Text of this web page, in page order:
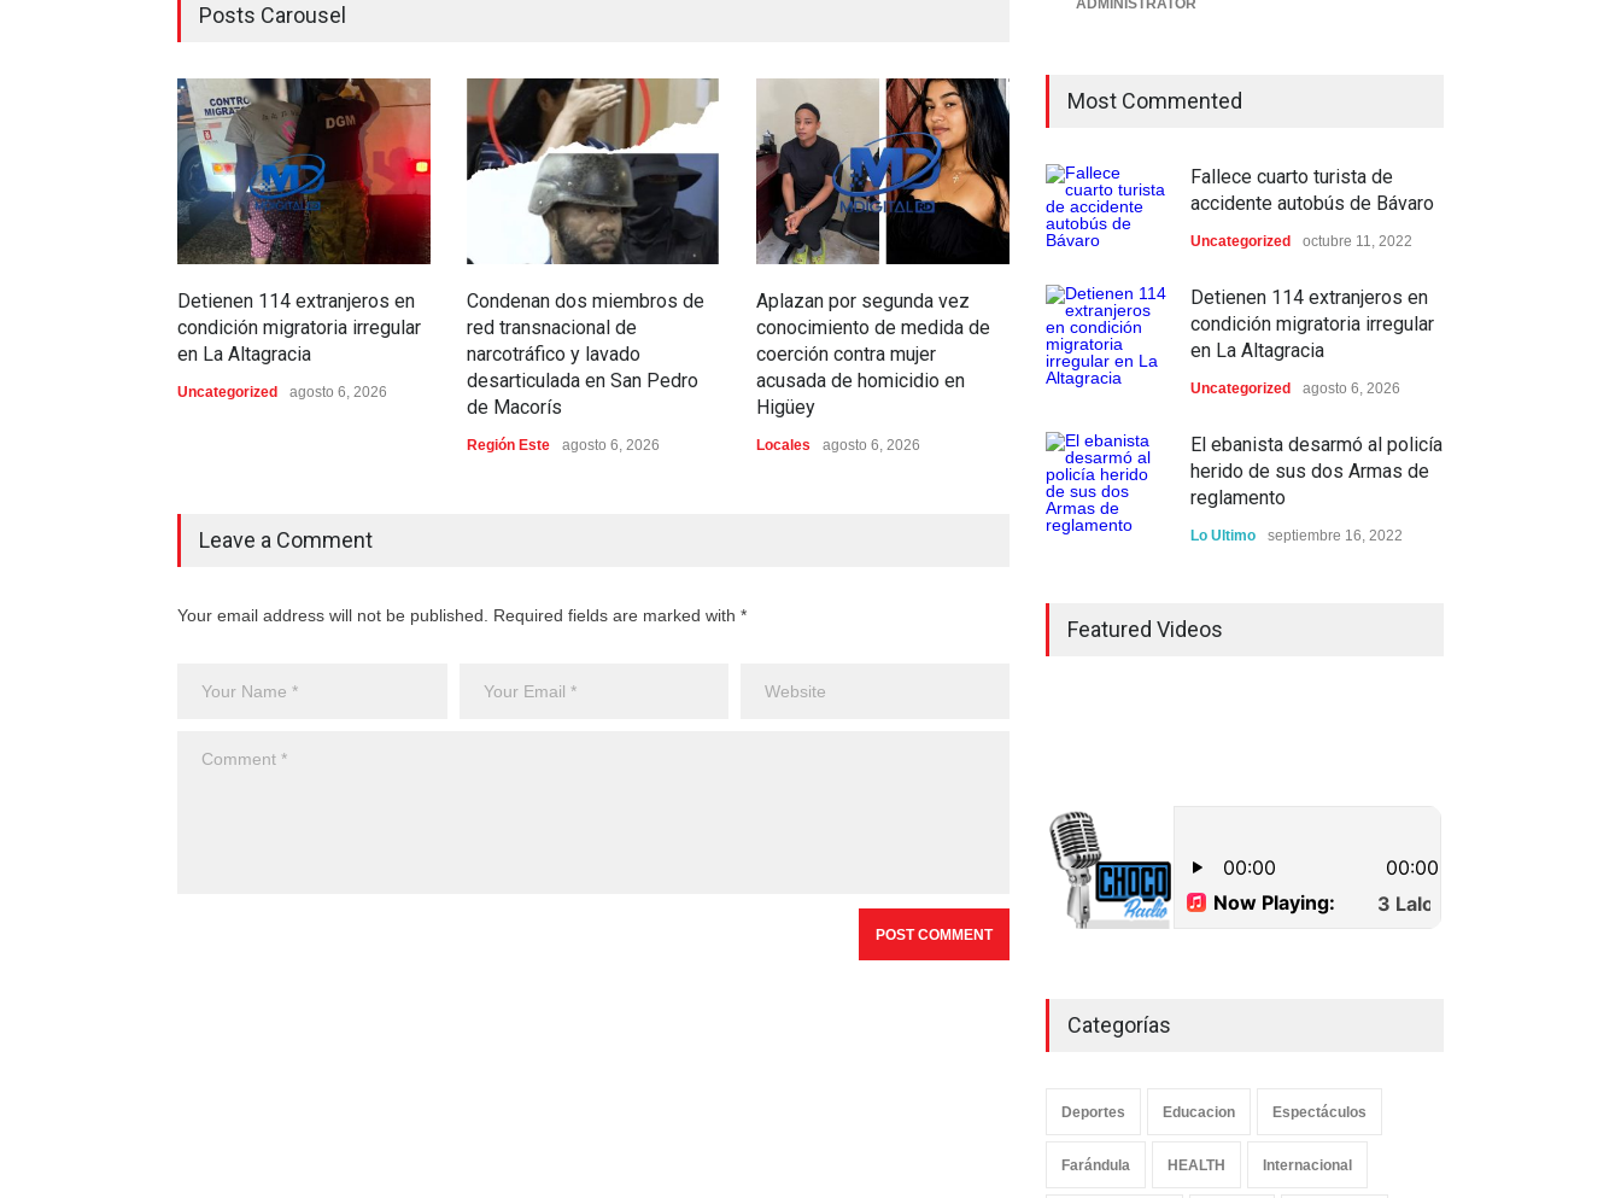
Posts Carousel
Detienen 114 extranjeros en
condición migratoria irregular
en La Altagracia
Uncategorized agosto 6, 2026
Condenan dos miembros de
red transnacional de
narcotráfico y lavado
desarticulada en San Pedro
de Macorís
Región Este agosto 6, 2026
Aplazan por segunda vez
conocimiento de medida de
coerción contra mujer
acusada de homicidio en
Higüey
Locales agosto 6, 2026
Apresan en Higuey a
"Satanás", por su presunta
vinculación al asesinato en
Miches.
Encuentran hombre sin vida
en plena vía pública de
Locales
Leave a Comment
Your email address will not be published. Required fields are marked with *
ADMINISTRATOR
Most Commented
Fallece cuarto turista de
accidente autobús de Bávaro
Uncategorized octubre 11, 2022
Detienen 114 extranjeros en
condición migratoria irregular
en La Altagracia
Uncategorized agosto 6, 2026
El ebanista desarmó al policía
herido de sus dos Armas de
reglamento
Lo Ultimo septiembre 16, 2022
15 paquetes de presumible
Uncategorized septiembre 17, 2022
Featured Videos
Categorías
Deportes Educacion Espectáculos
Farándula HEALTH Internacional